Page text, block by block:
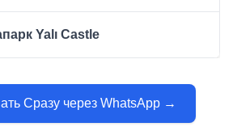
Yalı Castle
Сразу через WhatsApp →